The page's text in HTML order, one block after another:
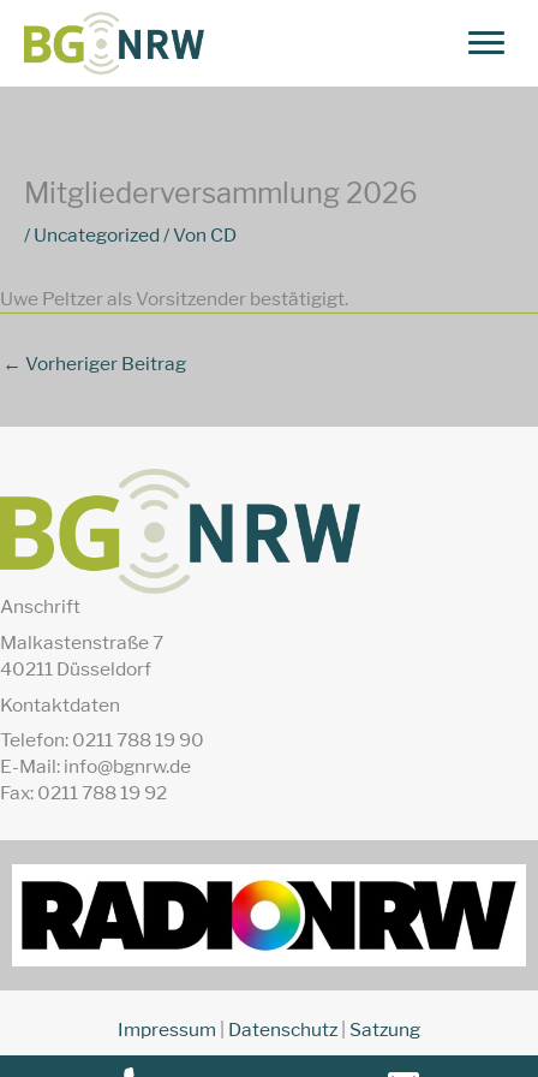
Inhalt
springen
Mitgliederversammlung 2026
/ Uncategorized / Von CD
Uwe Peltzer als Vorsitzender bestätigigt.
← Vorheriger Beitrag
Anschrift
Malkastenstraße 7
40211 Düsseldorf
Kontaktdaten
Telefon: 0211 788 19 90
E-Mail: info@bgnrw.de
Fax: 0211 788 19 92
Impressum Datenschutz Satzung